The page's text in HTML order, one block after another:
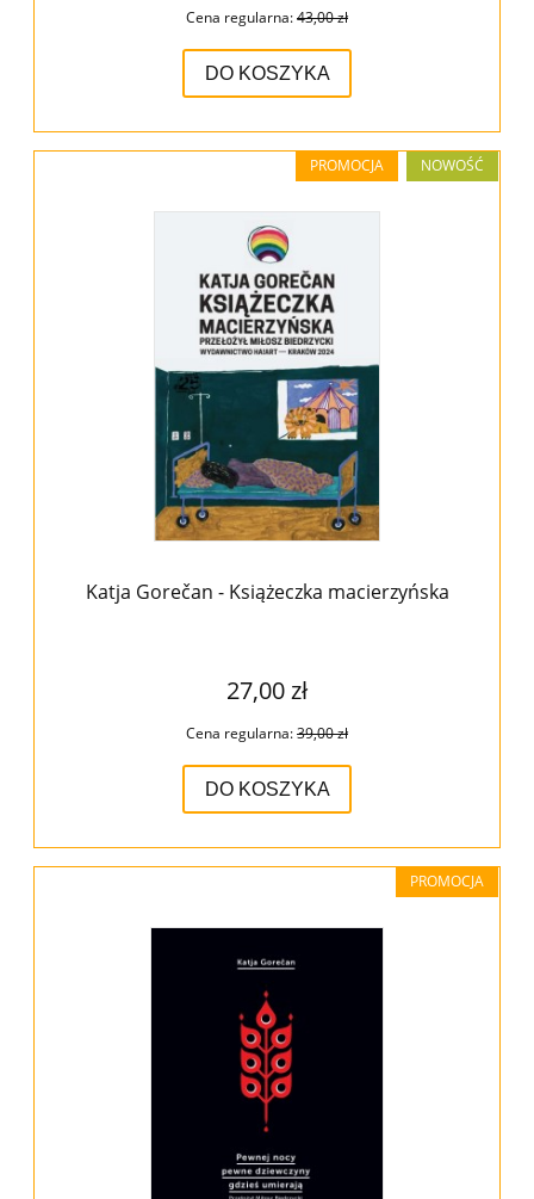
Cena regularna:43,00 zł
DO KOSZYKA
Katja Gorečan - Książeczka macierzyńska
27,00 zł
Cena regularna:39,00 zł
DO KOSZYKA
PROMOCJA NOWOŚĆ
PROMOCJA